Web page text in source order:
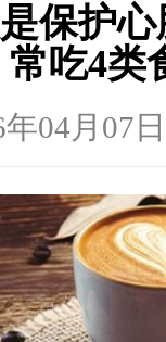
保护
常吃4类
年04月